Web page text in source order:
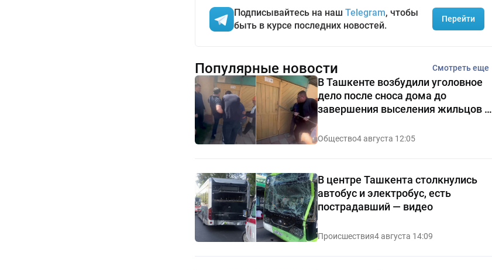
Подписывайтесь на наш Telegram, чтобы
быть в курсе последних новостей.
Перейти
Популярные новости Смотреть еще
В Ташкенте возбудили уголовное
дело после сноса дома до
завершения выселения жильцов —
видео
Общество4 августа 12:05
В центре Ташкента столкнулись
автобус и электробус, есть
пострадавший — видео
Происшествия4 августа 14:09